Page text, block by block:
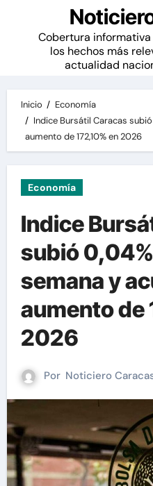
Cobertura
los hechos más
actualidad
Inicio
Economía
Indice Bursátil Caracas
aumento de 172,10% en 2026
Economía
Indice
subió
semana y
aumento de
2026
Por Noticiero